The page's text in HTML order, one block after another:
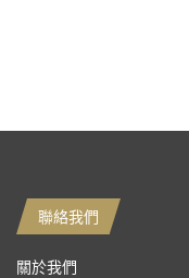
聯絡我們
關於我們